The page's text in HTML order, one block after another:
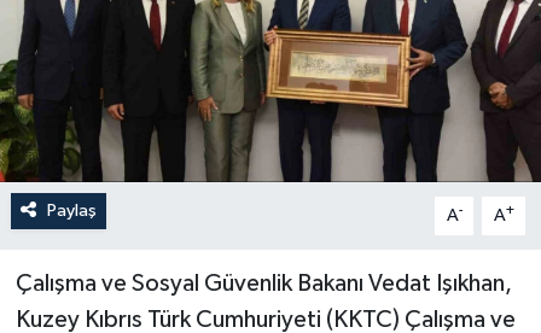
Paylaş A- A+
Çalışma ve Sosyal Güvenlik Bakanı Vedat Işıkhan,
Kuzey Kıbrıs Türk Cumhuriyeti (KKTC) Çalışma ve